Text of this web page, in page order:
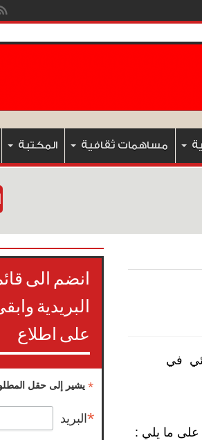
مساهمات ثقافية المكتبة
في
ما يلي :
انضم الى
البريدية
على اطلاع
*يشير إلى حقل
* البريد